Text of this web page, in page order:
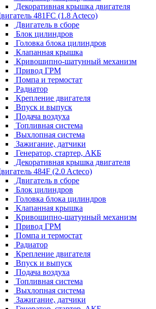
Декоративная крышка двигателя
481FC (1.8 Acteco)
Двигатель в сборе
Блок цилиндров
Головка блока цилиндров
Клапанная крышка
Кривошипно-шатунный механизм
Привод ГРМ
Помпа и термостат
Радиатор
Крепление двигателя
Впуск и выпуск
Подача воздуха
Топливная система
Выхлопная система
Зажигание, датчики
Генератор, стартер, АКБ
Декоративная крышка двигателя
484F (2.0 Acteco)
Двигатель в сборе
Блок цилиндров
Головка блока цилиндров
Клапанная крышка
Кривошипно-шатунный механизм
Привод ГРМ
Помпа и термостат
Радиатор
Крепление двигателя
Впуск и выпуск
Подача воздуха
Топливная система
Выхлопная система
Зажигание, датчики